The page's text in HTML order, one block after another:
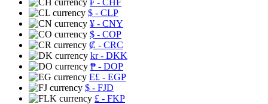
₣ - CHF
$ - CLP
¥ - CNY
$ - COP
₡ - CRC
kr- DKK
₱ - DOP
E£ - EGP
$ - FJD
£ - FKP